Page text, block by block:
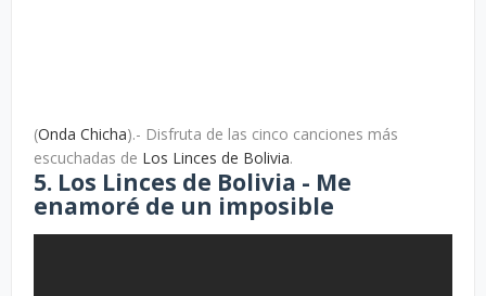
(Onda Chicha).- Disfruta de las cinco canciones más
escuchadas de Los Linces de Bolivia.
5. Los Linces de Bolivia - Me
enamoré de un imposible